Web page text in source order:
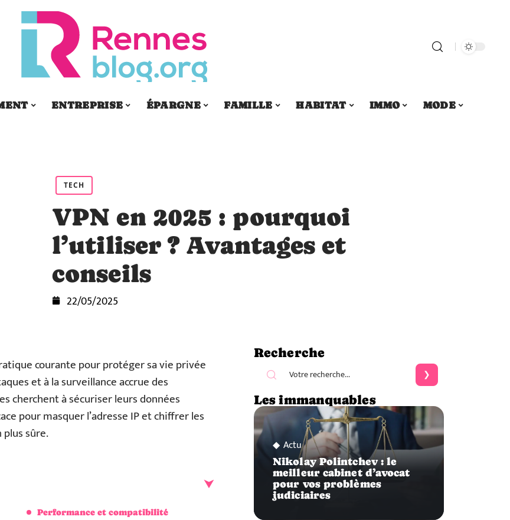
ENTREPRISE ÉPARGNE FAMILLE HABITAT IMMO
MODE
TECH
VPN en 2025 : pourquoi
l’utiliser ? Avantages et
conseils
22/05/2025
courante pour protéger sa vie privée
et à la surveillance accrue des
cherchent à sécuriser leurs données
pour masquer l’adresse IP et chiffrer les
sûre.
Performance et compatibilité
Recherche
Les immanquables
Actu
Nikolay Polintchev : le
meilleur cabinet d’avocat
pour vos problèmes
judiciaires